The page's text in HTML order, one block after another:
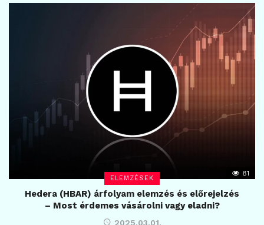
ELEMZÉSEK
81
Hedera (HBAR) árfolyam elemzés és előrejelzés
– Most érdemes vásárolni vagy eladni?
2025.03.01.